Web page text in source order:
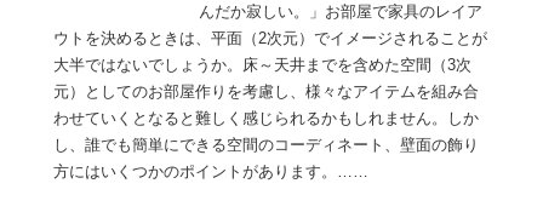
んだか寂しい。」お部屋で家具のレイア
ウトを決めるときは、平面（2次元）でイメージされることが
大半ではないでしょうか。床～天井までを含めた空間（3次
元）としてのお部屋作りを考慮し、様々なアイテムを組み合
わせていくとなると難しく感じられるかもしれません。しか
し、誰でも簡単にできる空間のコーディネート、壁面の飾り
方にはいくつかのポイントがあります。……